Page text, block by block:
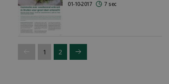
01-10-2017 7 sec
1 2